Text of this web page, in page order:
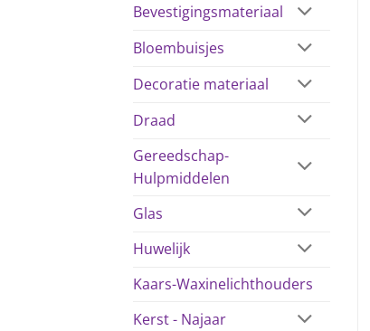
Bevestigingsmateriaal
Bloembuisjes
Decoratie materiaal
Draad
Gereedschap-
Hulpmiddelen
Glas
Huwelijk
Kaars-Waxinelichthouders
Kerst - Najaar